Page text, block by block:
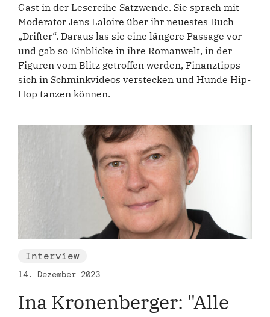
Gast in der Lesereihe Satzwende. Sie sprach mit
Moderator Jens Laloire über ihr neuestes Buch
„Drifter“. Daraus las sie eine längere Passage vor
und gab so Einblicke in ihre Romanwelt, in der
Figuren vom Blitz getroffen werden, Finanztipps
sich in Schminkvideos verstecken und Hunde Hip-
Hop tanzen können.
Interview
14. Dezember 2023
Ina Kronenberger: "Alle